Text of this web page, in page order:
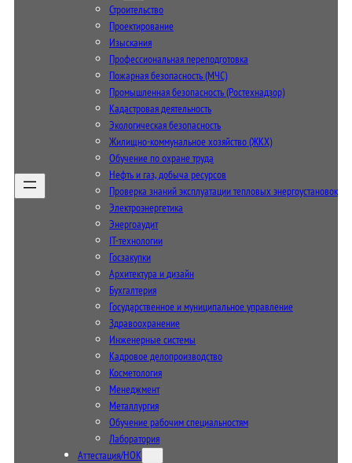
Строительство
Проектирование
Изыскания
Профессиональная переподготовка
Пожарная безопасность (МЧС)
Промышленная безопасность (Ростехнадзор)
Кадастровая деятельность
Экологическая безопасность
Жилищно-коммунальное хозяйство (ЖКХ)
Обучение по охране труда
Нефть и газ, добыча ресурсов
Проверка знаний эксплуатации тепловых энергоустановок
Электроэнергетика
Энергоаудит
IT-технологии
Госзакупки
Архитектура и дизайн
Бухгалтерия
Государственное и муниципальное управление
Здравоохранение
Инженерные системы
Кадровое делопроизводство
Косметология
Менеджмент
Металлургия
Обучение рабочим специальностям
Лаборатория
Аттестация/НОК